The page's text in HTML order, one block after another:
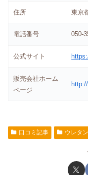
住所 東京
電話番号 050-
公式サイト
販売会社ホーム
ページ
口コミ記事 ウレタ